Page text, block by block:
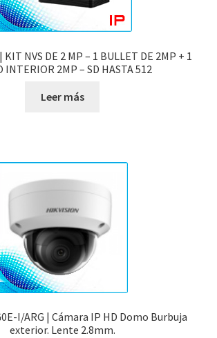
NVS DE 2 MP – 1 BULLET DE 2MP + 1
INTERIOR 2MP – SD HASTA 512
Leer más
I/ARG | Cámara IP HD Domo Burbuja
exterior. Lente 2.8mm.